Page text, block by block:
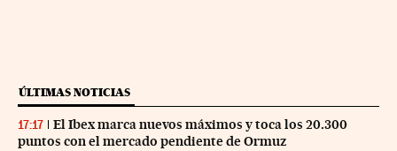
ÚLTIMAS NOTICIAS
17:17
El Ibex marca nuevos máximos y toca los 20.300
puntos con el mercado pendiente de Ormuz